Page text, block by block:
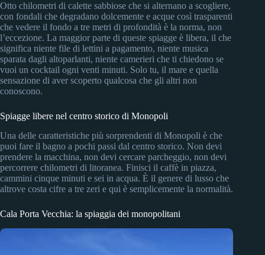
Otto chilometri di calette sabbiose che si alternano a scogliere,
con fondali che degradano dolcemente e acque così trasparenti
che vedere il fondo a tre metri di profondità è la norma, non
l’eccezione. La maggior parte di queste spiagge è libera, il che
significa niente file di lettini a pagamento, niente musica
sparata dagli altoparlanti, niente camerieri che ti chiedono se
vuoi un cocktail ogni venti minuti. Solo tu, il mare e quella
sensazione di aver scoperto qualcosa che gli altri non
conoscono.
Spiagge libere nel centro storico di Monopoli
Una delle caratteristiche più sorprendenti di Monopoli è che
puoi fare il bagno a pochi passi dal centro storico. Non devi
prendere la macchina, non devi cercare parcheggio, non devi
percorrere chilometri di litoranea. Finisci il caffè in piazza,
cammini cinque minuti e sei in acqua. È il genere di lusso che
altrove costa cifre a tre zeri e qui è semplicemente la normalità.
Cala Porta Vecchia: la spiaggia dei monopolitani